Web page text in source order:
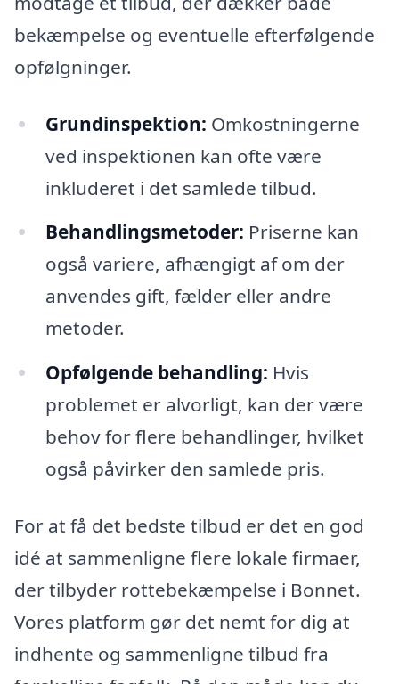
bekæmpelse og eventuelle efterfølgende
opfølgninger.
Grundinspektion: Omkostningerne
ved inspektionen kan ofte være
inkluderet i det samlede tilbud.
Behandlingsmetoder: Priserne kan
også variere, afhængigt af om der
anvendes gift, fælder eller andre
metoder.
Opfølgende behandling: Hvis
problemet er alvorligt, kan der være
behov for flere behandlinger, hvilket
også påvirker den samlede pris.
For at få det bedste tilbud er det en god
idé at sammenligne flere lokale firmaer,
der tilbyder rottebekæmpelse i Bonnet.
Vores platform gør det nemt for dig at
indhente og sammenligne tilbud fra